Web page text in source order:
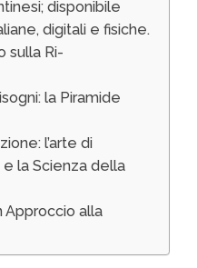
disponibile
digitali e fisiche.
sulla Ri-
la Piramide
l’arte di
la Scienza della
Approccio alla